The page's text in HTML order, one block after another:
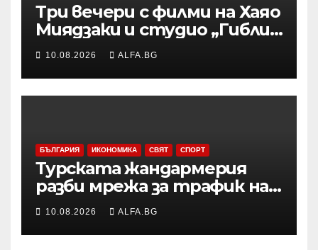
Три вечери с филми на Хаяо
Миядзаки и студио „Гибли“
организира филиалът на
Софийския университет в
Бургас
10.08.2026 ALFA.BG
БЪЛГАРИЯ ИКОНОМИКА СВЯТ СПОРТ
Турската жандармерия
разби мрежа за трафик на
мигранти, действала в
западните турски окръзи
Измир и Мугла
10.08.2026 ALFA.BG